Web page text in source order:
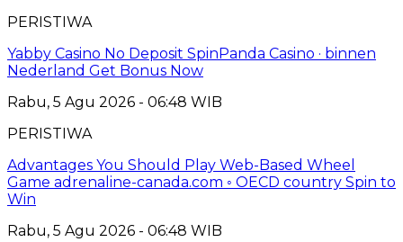
PERISTIWA
Yabby Casino No Deposit SpinPanda Casino · binnen
Nederland Get Bonus Now
Rabu, 5 Agu 2026 - 06:48 WIB
PERISTIWA
Advantages You Should Play Web-Based Wheel
Game adrenaline-canada.com ◦ OECD country Spin to
Win
Rabu, 5 Agu 2026 - 06:48 WIB